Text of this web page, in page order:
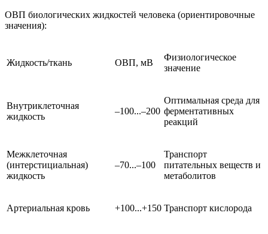
ОВП биологических жидкостей человека (ориентировочные
значения):
Жидкость/ткань ОВП, мВ
Физиологическое
значение
Внутриклеточная
жидкость
–100...–200
Оптимальная среда для
ферментативных
реакций
Межклеточная
(интерстициальная)
жидкость
–70...–100
Транспорт
питательных веществ и
метаболитов
Артериальная кровь +100...+150 Транспорт кислорода